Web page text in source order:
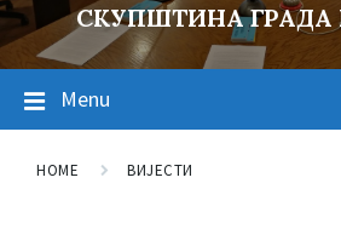
СКУПШТИНА
Menu
HOME ВИЈЕСТИ